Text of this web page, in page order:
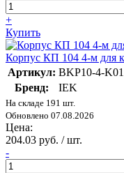
+
Купить
Корпус КП 104 4-м для
Артикул: BKP10-4-K01
Бренд:
IEK
На складе 191 шт.
Обновлено 07.08.2026
Цена:
204.03 руб. / шт.
-